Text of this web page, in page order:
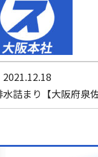
2021.12.18
詰まり【大阪府泉